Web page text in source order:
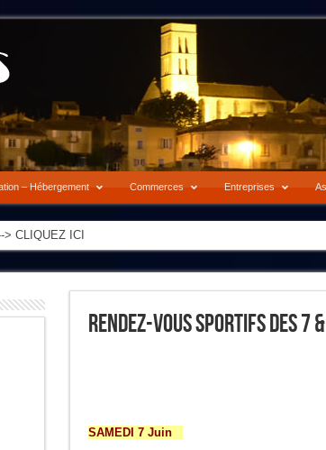
– Hébergement Commerces Entreprises
CLIQUEZ ICI
Rendez-Vous Sportifs Des 7
SAMEDI 7 Juin